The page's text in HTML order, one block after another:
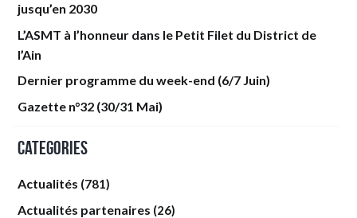
jusqu’en 2030
L’ASMT à l’honneur dans le Petit Filet du District de
l’Ain
Dernier programme du week-end (6/7 Juin)
Gazette n°32 (30/31 Mai)
Categories
Actualités (781)
Actualités partenaires (26)